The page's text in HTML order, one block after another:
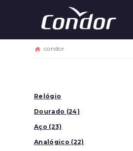
condor
Relógio
Dourado (24)
Aço (23)
Analógico (22)